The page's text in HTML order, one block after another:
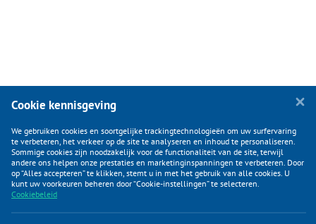
KLANTENSERVICE
CATEGORIEËN
Cookie kennisgeving
We gebruiken cookies en soortgelijke trackingtechnologieën om uw surfervaring
te verbeteren, het verkeer op de site te analyseren en inhoud te personaliseren.
Sommige cookies zijn noodzakelijk voor de functionaliteit van de site, terwijl
andere ons helpen onze prestaties en marketinginspanningen te verbeteren. Door
op “Alles accepteren” te klikken, stemt u in met het gebruik van alle cookies. U
kunt uw voorkeuren beheren door “Cookie-instellingen” te selecteren.
Cookiebeleid